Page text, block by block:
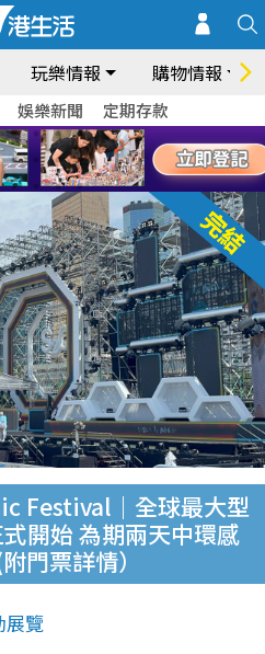
玩樂情報 購物情報
娛樂新聞 定期存款
Festival｜全球最大型
開始 為期兩天中環感
門票詳情）
展覽